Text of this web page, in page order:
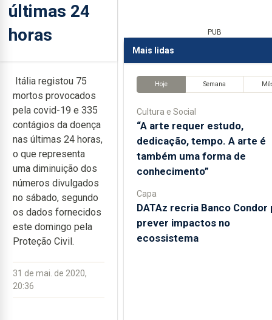
últimas 24
horas
Itália registou 75
mortos provocados
pela covid-19 e 335
contágios da doença
nas últimas 24 horas,
o que representa
uma diminuição dos
números divulgados
no sábado, segundo
os dados fornecidos
este domingo pela
Proteção Civil.
31 de mai. de 2020,
20:36
PUB
Mais lidas
Hoje Semana
Cultura e Social
“A arte requer estudo,
dedicação, tempo. A arte é
também uma forma de
conhecimento”
Capa
DATAz recria Banco Condor
prever impactos no
ecossistema